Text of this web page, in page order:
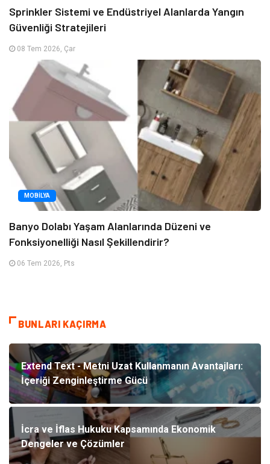
Sprinkler Sistemi ve Endüstriyel Alanlarda Yangın
Güvenliği Stratejileri
08 Tem 2026, Çar
MOBILYA
Banyo Dolabı Yaşam Alanlarında Düzeni ve
Fonksiyonelliği Nasıl Şekillendirir?
06 Tem 2026, Pts
BUNLARI KAÇIRMA
Extend Text - Metni Uzat Kullanmanın Avantajları:
İçeriği Zenginleştirme Gücü
İcra ve İflas Hukuku Kapsamında Ekonomik
Dengeler ve Çözümler